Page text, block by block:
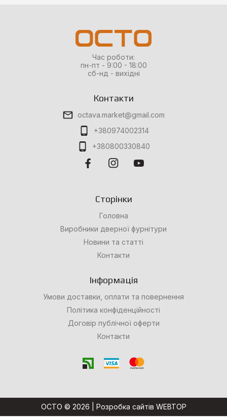
Час роботи:
пн-пт - 9:00 - 18:00
сб-нд - вихідні
Контакти
octava.market@gmail.com
+380974002314
+380800330840
Сторінки
Головна
Виробники дверної фурнітури
Новини та статті
Контакти
Інформація
Умови доставки, оплати та повернення
Політика конфіденційності
Договір публічної оферти
Контакти
OCTO © 2026 | Розробка сайтів WEBTOP